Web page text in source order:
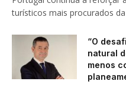
turísticos mais procurados
“O
natural
menos